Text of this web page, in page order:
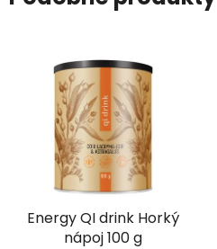
Energy QI drink Horký
nápoj 100 g